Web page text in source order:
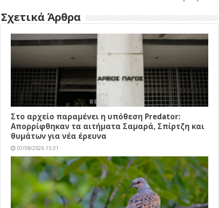
Σχετικά Άρθρα
Στο αρχείο παραμένει η υπόθεση Predator:
Απορρίφθηκαν τα αιτήματα Σαμαρά, Σπίρτζη και
θυμάτων για νέα έρευνα
07/08/2026 15:31